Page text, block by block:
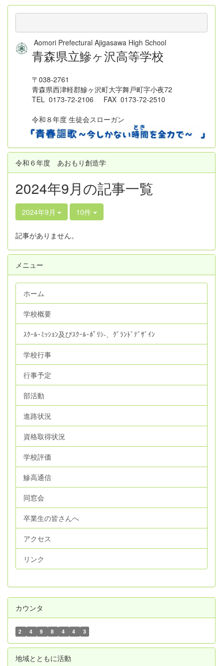
Aomori Prefectural Ajigasawa High School
青森県立鰺ヶ沢高等学校
〒038-2761
青森県西津軽郡鰺ヶ沢町大字舞戸町字小夜72
TEL 0173-72-2106 FAX 0173-72-2510
令和８年度 生徒会スローガン
令和６年度 あおもり創造学
2024年9月の記事一覧
2024年9月 10件
記事がありません。
メニュー
ホーム
学校概要
ｽｸｰﾙ･ﾐｯｼｮﾝ及びｽｸｰﾙ･ﾎﾟﾘｼ‐、ｸﾞﾗﾝﾄﾞﾃﾞｻﾞｲﾝ
学校行事
行事予定
部活動
進路状況
資格取得状況
学校評価
鰺高通信
同窓会
卒業生の皆さんへ
アクセス
リンク
カウンタ
2 4 9 8 4 4 3
地域とともに活動